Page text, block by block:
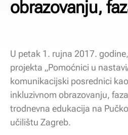
obrazovanju,
U petak 1. rujna 2017.
projekta „Pomoćnici u
komunikacijski posrednici
inkluzivnom obrazovanju,
trodnevna edukacija na
učilištu Zagreb.